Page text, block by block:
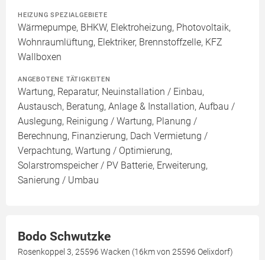
HEIZUNG SPEZIALGEBIETE
Wärmepumpe, BHKW, Elektroheizung, Photovoltaik,
Wohnraumlüftung, Elektriker, Brennstoffzelle, KFZ
Wallboxen
ANGEBOTENE TÄTIGKEITEN
Wartung, Reparatur, Neuinstallation / Einbau,
Austausch, Beratung, Anlage & Installation, Aufbau /
Auslegung, Reinigung / Wartung, Planung /
Berechnung, Finanzierung, Dach Vermietung /
Verpachtung, Wartung / Optimierung,
Solarstromspeicher / PV Batterie, Erweiterung,
Sanierung / Umbau
Bodo Schwutzke
Rosenkoppel 3, 25596 Wacken (16km von 25596 Oelixdorf)